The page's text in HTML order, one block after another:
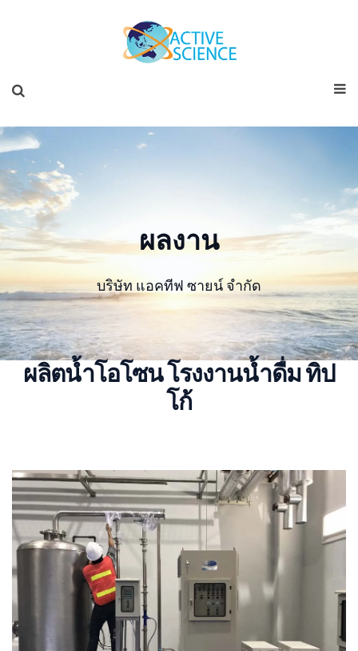
ผลงาน
บริษัท แอคทีฟ ซายน์ จำกัด
ผลิตน้ำโอโซน โรงงานน้ำดื่ม ทิป
โก้